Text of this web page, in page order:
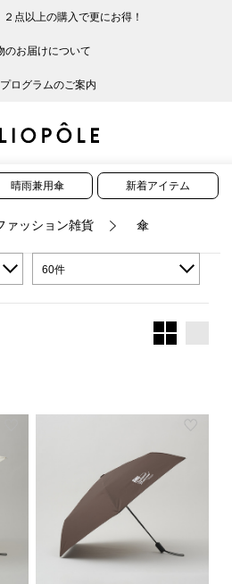
２点以上の購入で更にお得！
のお届けについて
ログラムのご案内
晴雨兼用傘 新着アイテム
戻る
コート（29）
ジャケット（31）
ブルゾン（21）
ダウンジャケット（
戻る
Tシャツ・カットソ
シャツ・ブラウス（
ニット（164）
スウェット（9）
フーディ（6）
その他トップス（21
戻る
パンツ（163）
戻る
スカート（86）
戻る
ワンピース（66）
戻る
サンダル（31）
パンプス（4）
ブーツ（6）
スニーカー（3）
バレエシューズ（8）
その他シューズ（2）
戻る
トートバッグ（22）
ショルダーバッグ（
かごバッグ（1）
その他バッグ（10）
戻る
傘（10）
帽子（19）
ヘアアクセサリー（
スカーフ・ストール
ベルト（11）
その他（2）
戻る
ネックレス（9）
ピアス・イヤリング
その他アクセサリー
戻る
コート
ジャケット
ブルゾン
ダウンジャケット
戻る
Tシャツ・カットソー
シャツ・ブラウス
ニット
その他トップス
戻る
サンダル
パンプス
ブーツ
バレエシューズ
その他シューズ
戻る
トートバッグ
ショルダーバッグ
かごバッグ
戻る
傘
帽子
ヘアアクセサリー
スカーフ・ストール
ソックス・レッグウ
その他
戻る
ネックレス
ピアス・イヤリング
その他アクセサリー
ァッション雑貨 傘
60件